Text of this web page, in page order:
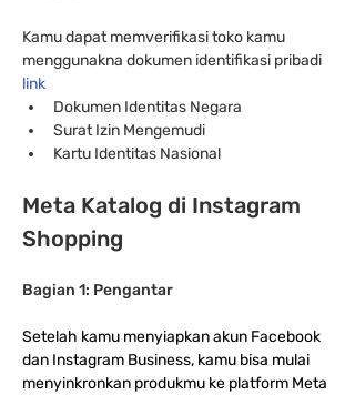
Kamu dapat memverifikasi toko kamu
menggunakna dokumen identifikasi pribadi
link
Dokumen Identitas Negara
Surat Izin Mengemudi
Kartu Identitas Nasional
Meta Katalog di Instagram
Shopping
Bagian 1: Pengantar
Setelah kamu menyiapkan akun Facebook
dan Instagram Business, kamu bisa mulai
menyinkronkan produkmu ke platform Meta